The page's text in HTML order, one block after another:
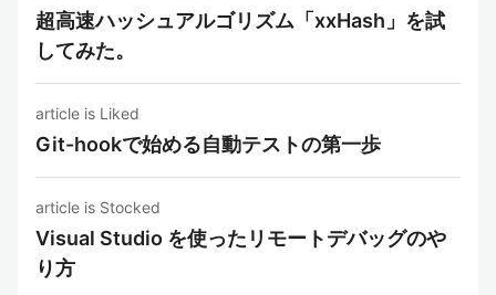
超高速ハッシュアルゴリズム「xxHash」を試
してみた。
article is Liked
Git-hookで始める自動テストの第一歩
article is Stocked
Visual Studio を使ったリモートデバッグのや
り方